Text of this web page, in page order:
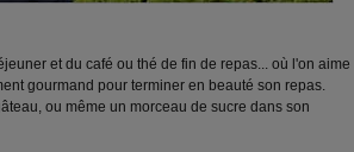
et du café ou thé de fin de repas... où l'on aime
gourmand pour terminer en beauté son repas.
ou même un morceau de sucre dans son